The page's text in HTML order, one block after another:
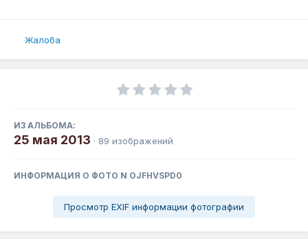
Жалоба
ИЗ АЛЬБОМА:
25 мая 2013 · 89 изображений
ИНФОРМАЦИЯ О ФОТО N OJFHVSPD0
Просмотр EXIF информации фотографии